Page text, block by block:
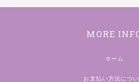
MORE
ホーム
お支払い方法につい